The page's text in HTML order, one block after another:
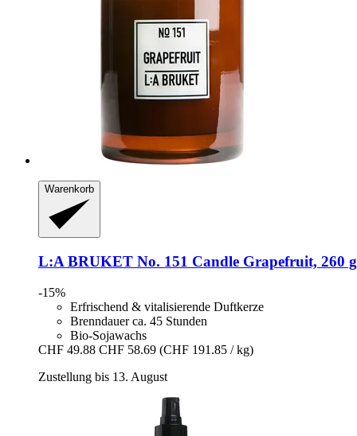
Warenkorb
L:A BRUKET No. 151 Candle Grapefruit, 260 g
-15%
Erfrischend & vitalisierende Duftkerze
Brenndauer ca. 45 Stunden
Bio-Sojawachs
CHF 49.88 CHF 58.69 (CHF 191.85 / kg)
Zustellung bis 13. August